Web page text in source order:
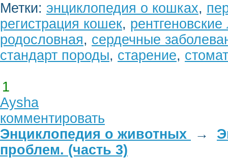
Метки: энциклопедия о кошках,
регистрация кошек, рентгеновские
родословная, сердечные
стандарт породы, старение,
1
Aysha
комментировать
Энциклопедия о животных
→
проблем. (часть 3)